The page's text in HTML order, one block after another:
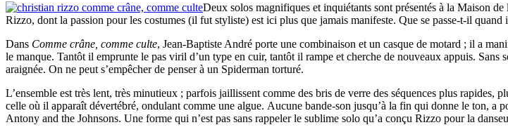
Deux solos magnifiques et inquiétants sont présentés à la Maison
Rizzo, dont la passion pour les costumes (il fut styliste) est ici plus que jamais manifeste. Que se passe-t-il quand
Dans Comme crâne, comme culte, Jean-Baptiste André porte une combinaison et un casque de motard ; il a
le manque. Tantôt il emprunte le pas viril d’un type en cuir, tantôt il rampe et cherche de nouveaux appuis.
araignée. On ne peut s’empêcher de penser à un Spiderman torturé.
L’ensemble est très lent, très minutieux ; parfois jaillissent comme des bris de verre des séquences plus
celle où il apparaît dévertébré, ondulant comme une algue. Aucune bande-son jusqu’à la fin qui donne le ton, a
Antony and the Johnsons. Une forme qui n’est pas sans rappeler le sublime solo qu’a conçu Rizzo pour la